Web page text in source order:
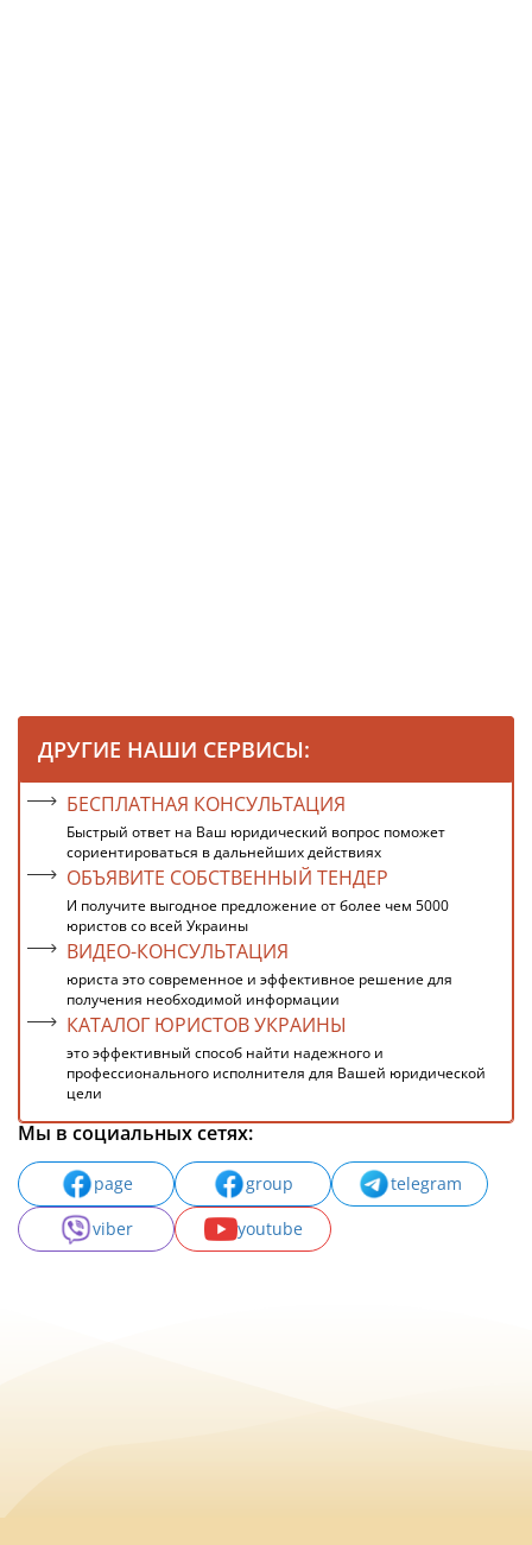
ДРУГИЕ НАШИ СЕРВИСЫ:
БЕСПЛАТНАЯ КОНСУЛЬТАЦИЯ
Быстрый ответ на Ваш юридический вопрос поможет
сориентироваться в дальнейших действиях
ОБЪЯВИТЕ СОБСТВЕННЫЙ ТЕНДЕР
И получите выгодное предложение от более чем 5000
юристов со всей Украины
ВИДЕО-КОНСУЛЬТАЦИЯ
юриста это современное и эффективное решение для
получения необходимой информации
КАТАЛОГ ЮРИСТОВ УКРАИНЫ
это эффективный способ найти надежного и
профессионального исполнителя для Вашей юридической
цели
Мы в социальных сетях:
page group
telegram
viber
youtube